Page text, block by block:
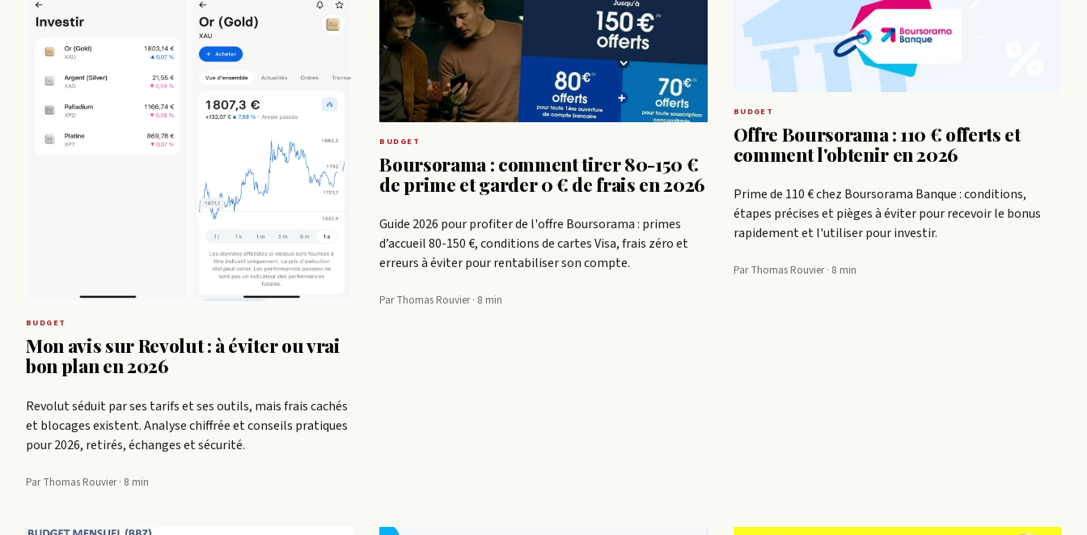
BUDGET
Mon avis sur Revolut : à éviter ou vrai
bon plan en 2026
Revolut séduit par ses tarifs et ses outils, mais frais cachés
et blocages existent. Analyse chiffrée et conseils pratiques
pour 2026, retirés, échanges et sécurité.
Par Thomas Rouvier · 8 min
BUDGET
Boursorama : comment tirer 80-150 €
de prime et garder 0 € de frais en 2026
Guide 2026 pour profiter de l'offre Boursorama : primes
d’accueil 80-150 €, conditions de cartes Visa, frais zéro et
erreurs à éviter pour rentabiliser son compte.
Par Thomas Rouvier · 8 min
BUDGET
Offre Boursorama : 110 € offerts et
comment l'obtenir en 2026
Prime de 110 € chez Boursorama Banque : conditions,
étapes précises et pièges à éviter pour recevoir le bonus
rapidement et l'utiliser pour investir.
Par Thomas Rouvier · 8 min